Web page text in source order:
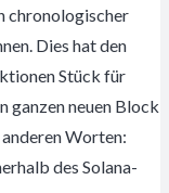
chronologischer
Dies hat den
Stück für
ganzen neuen Block
Worten:
des Solana-